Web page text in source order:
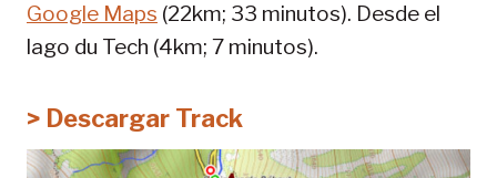
Google Maps (22km; 33 minutos). Desde el
lago du Tech (4km; 7 minutos).
> Descargar Track